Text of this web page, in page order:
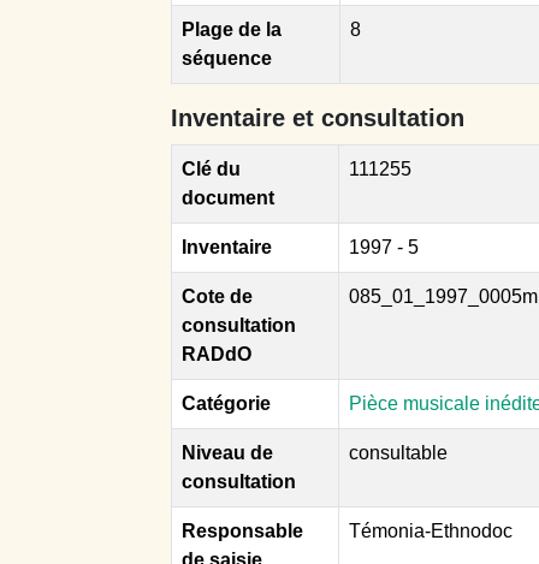
Plage de la
séquence
8
Inventaire et consultation
Clé du
document
111255
Inventaire 1997 - 5
Cote de
consultation
RADdO
Catégorie Pièce musicale
Niveau de
consultation
consultable
Responsable
de saisie
Témonia-Ethnodoc